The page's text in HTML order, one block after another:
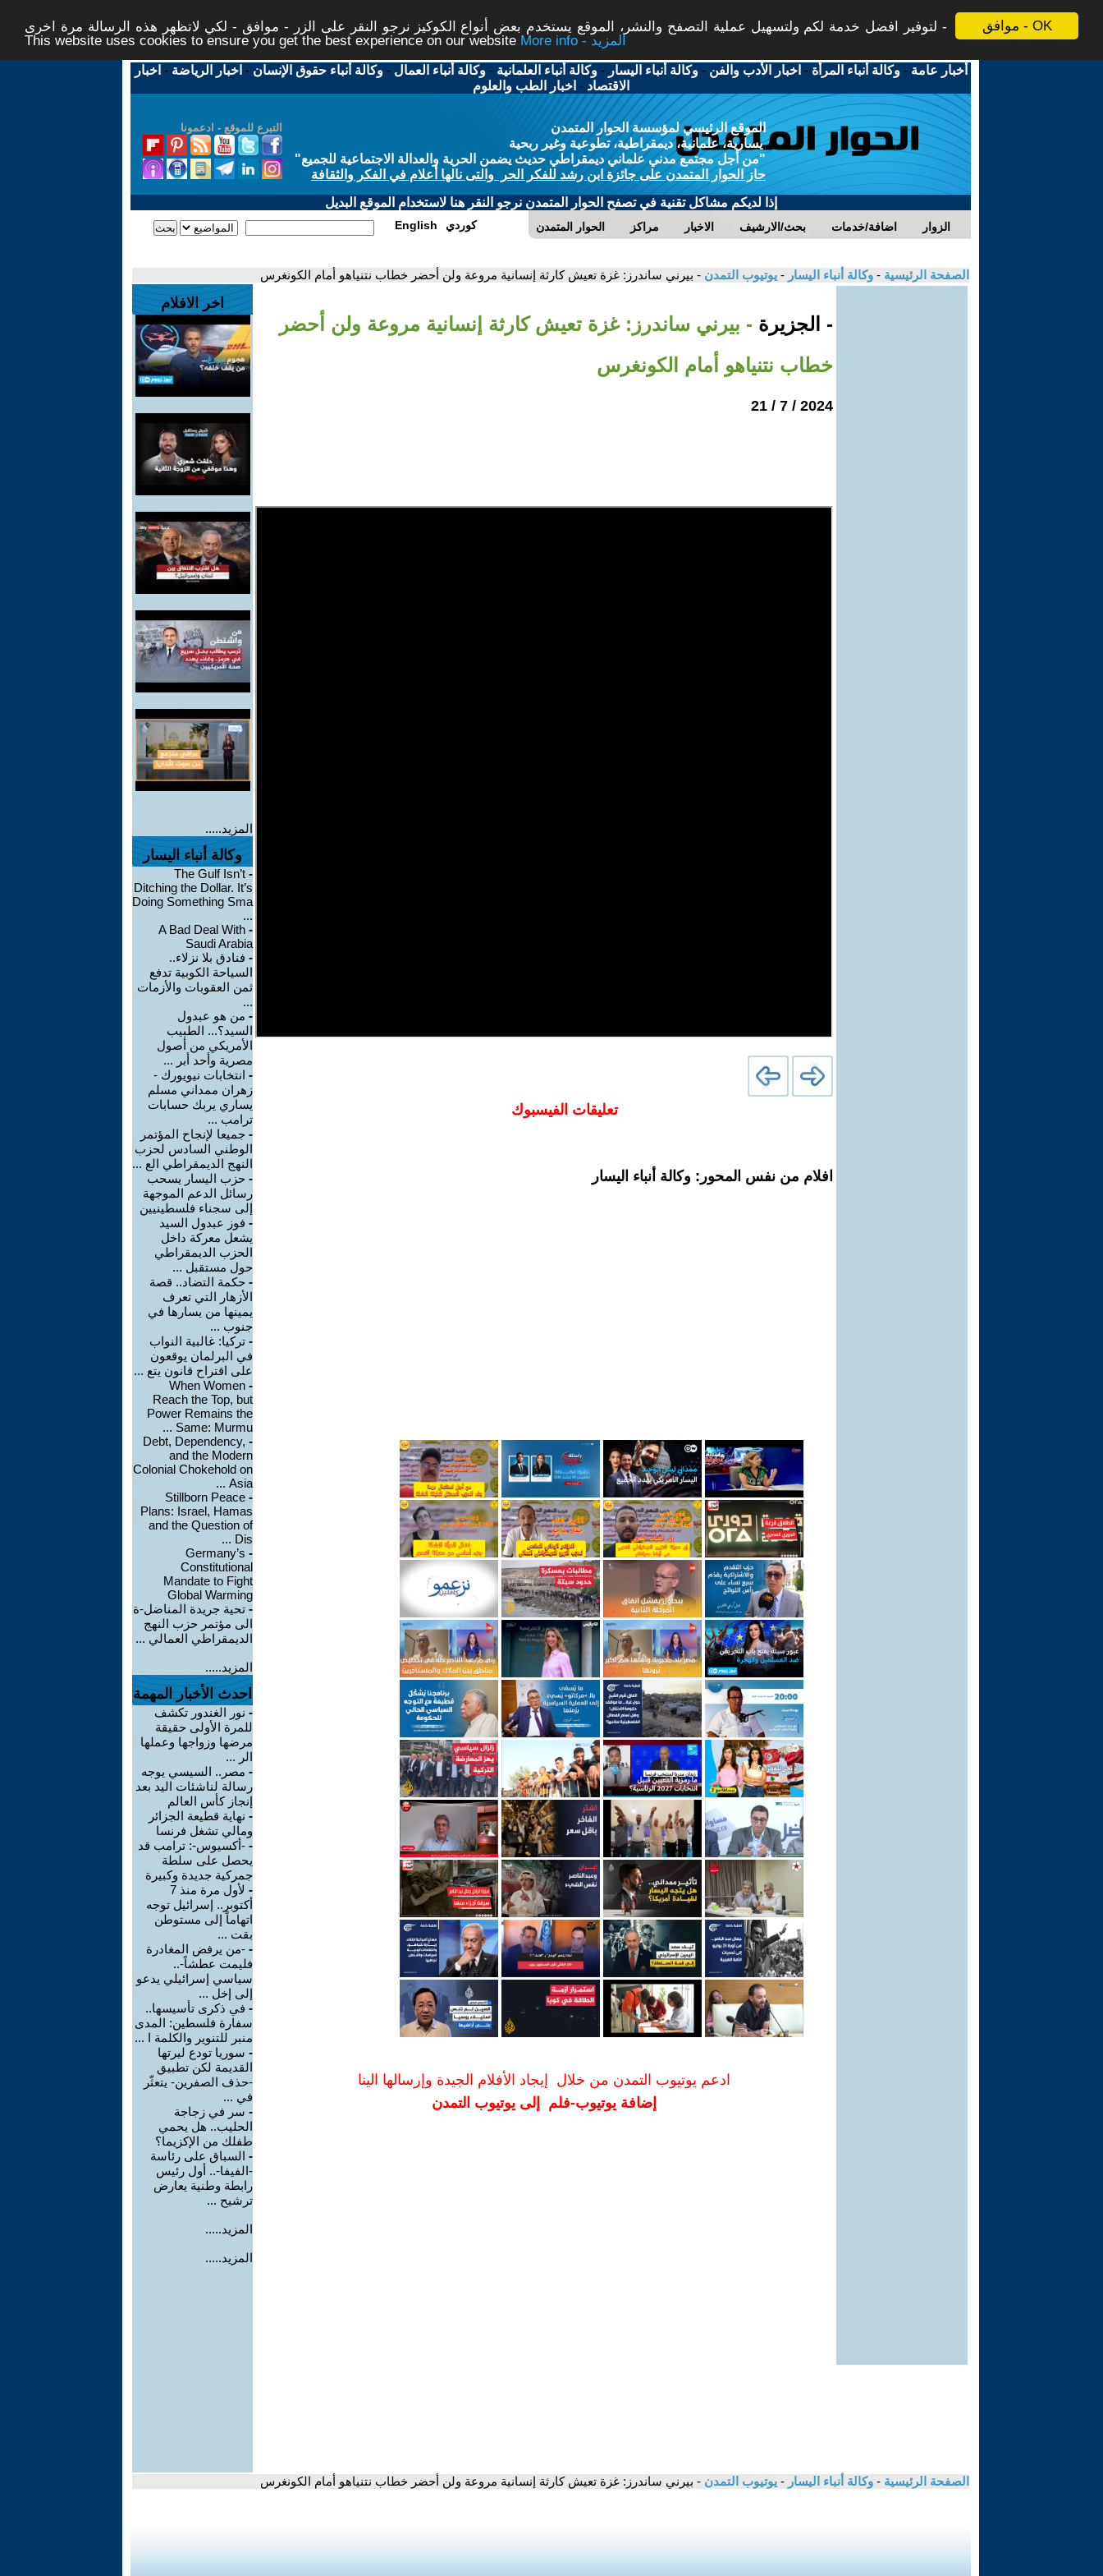
موافق - OK
لتوفير افضل خدمة لكم ولتسهيل عملية التصفح والنشر، الموقع يستخدم بعض أنواع الكوكيز نرجو النقر على الزر - موافق - لكي لاتظهر هذه الرسالة مرة اخرى -
This website uses cookies to ensure you get the best experience on our website
More info - المزيد
أخبار عامة -وكالة أنباء المرأة - اخبار الأدب والفن -وكالة أنباء اليسار -وكالة أنباء العلمانية -وكالة أنباء العمال -وكالة أنباء حقوق الإنسان - اخبار الرياضة - اخبار
الاقتصاد - اخبار الطب والعلوم
التبرع للموقع - ادعمونا
الموقع الرئيسي لمؤسسة الحوار المتمدن
يسارية، علمانية، ديمقراطية، تطوعية وغير ربحية
"من أجل مجتمع مدني علماني ديمقراطي حديث يضمن الحرية والعدالة الاجتماعية للجميع"
حاز الحوار المتمدن على جائزة ابن رشد للفكر الحر والتى نالها أعلام في الفكر والثقافة
إذا لديكم مشاكل تقنية في تصفح الحوار المتمدن نرجو النقر هنا لاستخدام الموقع البديل
الحوار المتمدن مراكز الاخبار بحث/الارشيف اضافة/خدمات الزوار English كوردي
الصفحة الرئيسية - وكالة أنباء اليسار - يوتيوب التمدن - بيرني ساندرز: غزة تعيش كارثة إنسانية مروعة ولن أحضر خطاب نتنياهو أمام الكونغرس
- الجزيرة - بيرني ساندرز: غزة تعيش كارثة إنسانية مروعة ولن أحضر
خطاب نتنياهو أمام الكونغرس
2024 / 7 / 21
تعليقات الفيسبوك
افلام من نفس المحور: وكالة أنباء اليسار
ادعم يوتيوب التمدن من خلال إيجاد الأفلام الجيدة وإرسالها الينا
إضافة يوتيوب-فلم إلى يوتيوب التمدن
اخر الافلام
المزيد.....
وكالة أنباء اليسار
-
The Gulf Isn’t
Ditching the Dollar. It’s
Doing Something Sma
...
-
A Bad Deal With
Saudi Arabia
- فنادق بلا نزلاء..
السياحة الكوبية تدفع
ثمن العقوبات والأزمات
...
- من هو عبدول
السيد؟... الطبيب
الأمريكي من أصول
مصرية وأحد أبر ...
- انتخابات نيويورك -
زهران ممداني مسلم
يساري يربك حسابات
ترامب ...
- جميعا لإنجاح المؤتمر
الوطني السادس لحزب
النهج الديمقراطي الع ...
- حزب اليسار يسحب
رسائل الدعم الموجهة
إلى سجناء فلسطينيين
- فوز عبدول السيد
يشعل معركة داخل
الحزب الديمقراطي
حول مستقبل ...
- حكمة التضاد.. قصة
الأزهار التي تعرف
يمينها من يسارها في
جنوب ...
- تركيا: غالبية النواب
في البرلمان يوقعون
على اقتراح قانون يتع ...
-
When Women
Reach the Top, but
Power Remains the
Same: Murmu ...
-
Debt, Dependency,
and the Modern
Colonial Chokehold on
Asia ...
-
Stillborn Peace
Plans: Israel, Hamas
and the Question of
Dis ...
-
Germany’s
Constitutional
Mandate to Fight
Global Warming
- تحية جريدة المناضل-ة
الى مؤتمر حزب النهج
الديمقراطي العمالي ...
المزيد.....
احدث الأخبار المهمة
- نور الغندور تكشف
للمرة الأولى حقيقة
مرضها وزواجها وعملها
الر ...
- مصر.. السيسي يوجه
رسالة لناشئات اليد بعد
إنجاز كأس العالم
- نهاية قطيعة الجزائر
ومالي تشغل فرنسا
- -أكسيوس-: ترامب قد
يحصل على سلطة
جمركية جديدة وكبيرة
-
لأول مرة منذ 7
أكتوبر.. إسرائيل توجه
اتهاماً إلى مستوطن
بقت ...
- -من يرفض المغادرة
فليمت عطشاً-..
سياسي إسرائيلي يدعو
إلى إخل ...
- في ذكرى تأسيسها..
سفارة فلسطين: المدى
منبر للتنوير والكلمة ا ...
- سوريا تودع ليرتها
القديمة لكن تطبيق
-حذف الصفرين- يتعثّر
في ...
- سر في زجاجة
الحليب.. هل يحمي
طفلك من الإكزيما؟
- السباق على رئاسة
-الفيفا-.. أول رئيس
رابطة وطنية يعارض
ترشيح ...
المزيد.....
المزيد.....
الصفحة الرئيسية - وكالة أنباء اليسار - يوتيوب التمدن - بيرني ساندرز: غزة تعيش كارثة إنسانية مروعة ولن أحضر خطاب نتنياهو أمام الكونغرس